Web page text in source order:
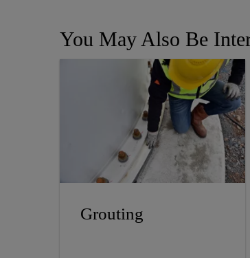
You May Also Be
Grouting